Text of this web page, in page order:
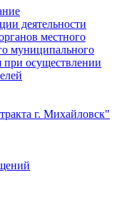
деятельности
местного
муниципального
при осуществлении
г. Михайловск"